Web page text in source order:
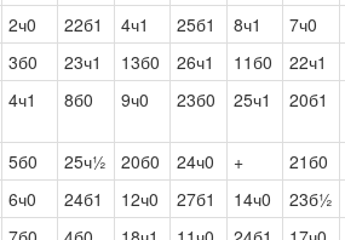
2ч0 22б1 4ч1 25б1 8ч1 7ч0
3б0 23ч1 13б0 26ч1 11б0 22ч1
4ч1 8б0 9ч0 23б0 25ч1 20б1
5б0 25ч½ 20б0 24ч0 + 21б0
6ч0 24б1 12ч0 27б1 14ч0 23б½